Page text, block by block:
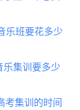
乐班要花多少
集训要多少
考集训的时间